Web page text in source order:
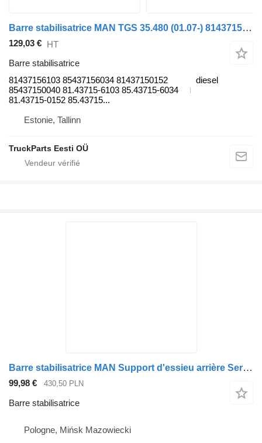
Barre stabilisatrice MAN TGS 35.480 (01.07-) 81437156103 pour tracteur routier MAN TGL, TGM, TGS, TGX (2005-2021)
129,03 € HT
Barre stabilisatrice
81437156103 85437156034 81437150152
85437150040 81.43715-6103 85.43715-6034
81.43715-0152 85.43715...
diesel
Estonie, Tallinn
TruckParts Eesti OÜ
Barre stabilisatrice MAN Support d'essieu arrière Sergeant MAN TGA TGX TGS pour tracteur routier
99,98 € 430,50 PLN
Barre stabilisatrice
Pologne, Mińsk Mazowiecki